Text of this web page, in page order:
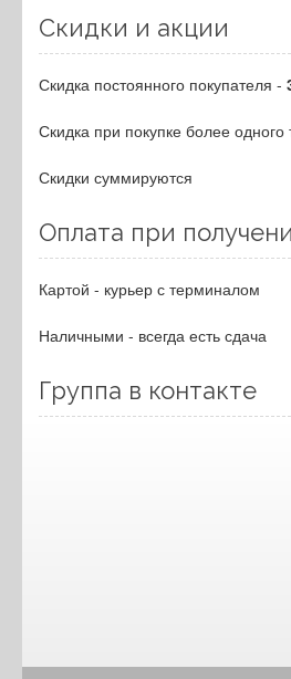
Скидки и акции
Скидка постоянного покупателя -
Скидка при покупке более одного
Скидки суммируются
Оплата при
Картой - курьер с терминалом
Наличными - всегда есть сдача
Группа в контакте